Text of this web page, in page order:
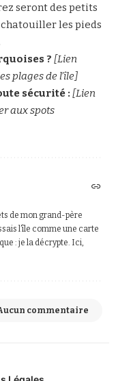
seront des petits
les pieds
? [Lien
plages de l’île]
sécurité : [Lien
aux spots
de mon grand-père
l’île comme une carte
: je la décrypte. Ici,
commentaire